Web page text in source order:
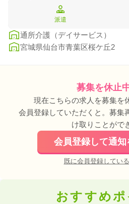
派遣
通所介護（デイサービス）
宮城県仙台市青葉区桜ケ丘2
募集を休止
現在こちらの求人を募集を
会員登録していただくと。募集
け取りことがで
会員登録して通知
既に会員登録してい
おすすめポ